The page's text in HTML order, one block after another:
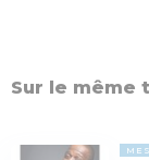
Sur le même